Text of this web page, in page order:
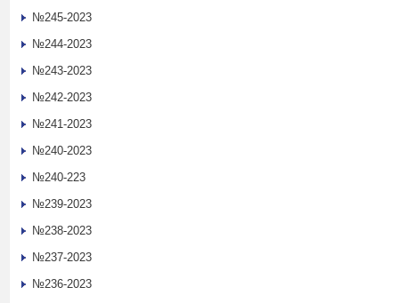
№245-2023
№244-2023
№243-2023
№242-2023
№241-2023
№240-2023
№240-223
№239-2023
№238-2023
№237-2023
№236-2023